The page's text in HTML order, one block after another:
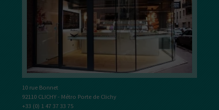
10 rue Bonnet
92110 CLICHY - Métro Porte de Clichy
+33 (0) 1 47 37 33 75